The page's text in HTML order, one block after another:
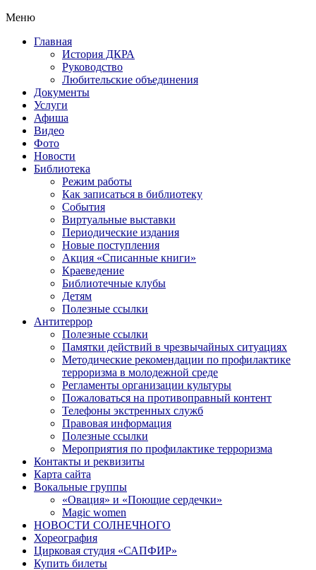
Меню
Главная
История ДКРА
Руководство
Любительские объединения
Документы
Услуги
Афиша
Видео
Фото
Новости
Библиотека
Режим работы
Как записаться в библиотеку
События
Виртуальные выставки
Периодические издания
Новые поступления
Акция «Списанные книги»
Краеведение
Библиотечные клубы
Детям
Полезные ссылки
Антитеррор
Полезные ссылки
Памятки действий в чрезвычайных ситуациях
Методические рекомендации по профилактике
терроризма в молодежной среде
Регламенты организации культуры
Пожаловаться на противоправный контент
Телефоны экстренных служб
Правовая информация
Полезные ссылки
Мероприятия по профилактике терроризма
Контакты и реквизиты
Карта сайта
Вокальные группы
«Овация» и «Поющие сердечки»
Magic women
НОВОСТИ СОЛНЕЧНОГО
Хореография
Цирковая студия «САПФИР»
Купить билеты